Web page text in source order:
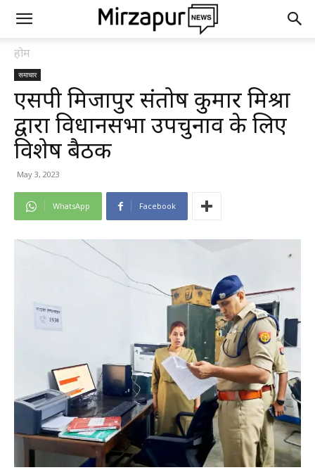
होम
समाचार
एसपी मिर्जापुर संतोष कुमार मिश्रा
द्वारा विधानसभा उपचुनाव के लिए
विशेष बैठक
May 3, 2023
WhatsApp Facebook